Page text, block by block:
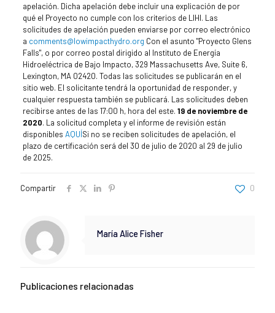
apelación. Dicha apelación debe incluir una explicación de por
qué el Proyecto no cumple con los criterios de LIHI. Las
solicitudes de apelación pueden enviarse por correo electrónico
a comments@lowimpacthydro.org Con el asunto "Proyecto Glens
Falls", o por correo postal dirigido al Instituto de Energía
Hidroeléctrica de Bajo Impacto, 329 Massachusetts Ave, Suite 6,
Lexington, MA 02420. Todas las solicitudes se publicarán en el
sitio web. El solicitante tendrá la oportunidad de responder, y
cualquier respuesta también se publicará. Las solicitudes deben
recibirse antes de las 17:00 h, hora del este. 19 de noviembre de
2020. La solicitud completa y el informe de revisión están
disponibles AQUÍSi no se reciben solicitudes de apelación, el
plazo de certificación será del 30 de julio de 2020 al 29 de julio
de 2025.
Compartir 0
María Alice Fisher
Publicaciones relacionadas